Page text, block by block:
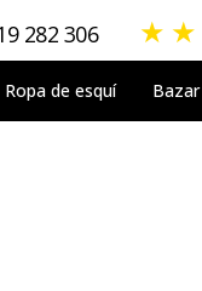
282 306 ★ ★
Ropa de esquí Bazar